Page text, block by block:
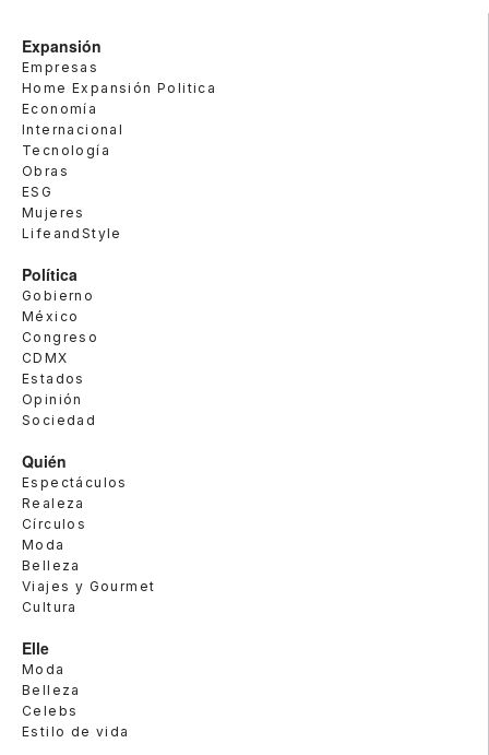
Expansión
Empresas
Home Expansión Politica
Economía
Internacional
Tecnología
Obras
ESG
Mujeres
LifeandStyle
Política
Gobierno
México
Congreso
CDMX
Estados
Opinión
Sociedad
Quién
Espectáculos
Realeza
Círculos
Moda
Belleza
Viajes y Gourmet
Cultura
Elle
Moda
Belleza
Celebs
Estilo de vida